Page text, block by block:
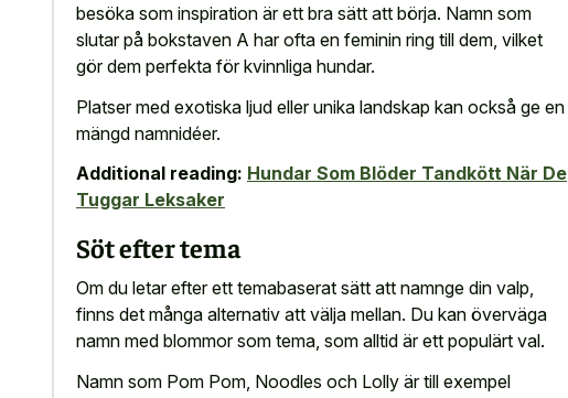
besöka som inspiration är ett bra sätt att börja. Namn som
slutar på bokstaven A har ofta en feminin ring till dem, vilket
gör dem perfekta för kvinnliga hundar.
Platser med exotiska ljud eller unika landskap kan också ge en
mängd namnidéer.
Additional reading: Hundar Som Blöder Tandkött När De
Tuggar Leksaker
Söt efter tema
Om du letar efter ett temabaserat sätt att namnge din valp,
finns det många alternativ att välja mellan. Du kan överväga
namn med blommor som tema, som alltid är ett populärt val.
Namn som Pom Pom, Noodles och Lolly är till exempel